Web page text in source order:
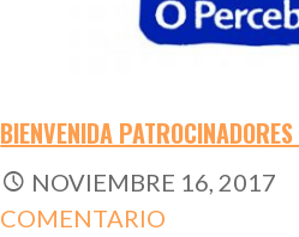
BIENVENIDA
NOVIEMBRE 16, 2017
COMENTARIO